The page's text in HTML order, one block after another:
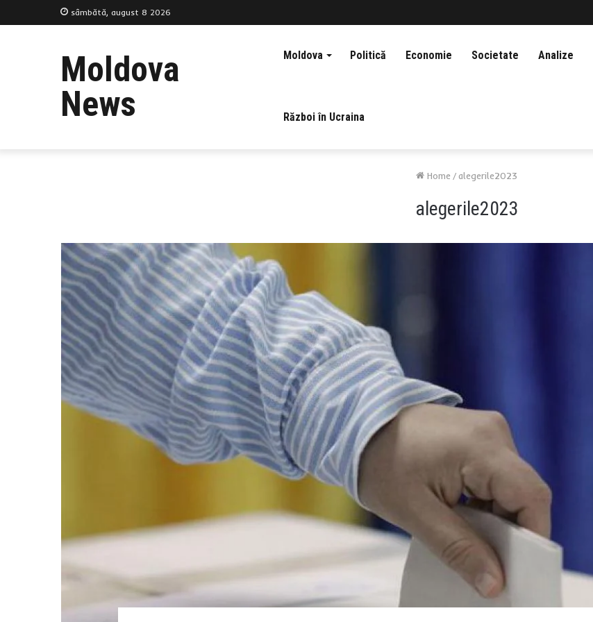
sâmbătă, august 8 2026
Moldova
News
Moldova Politică Economie Societate Analize
Război în Ucraina
Home /alegerile2023
alegerile2023